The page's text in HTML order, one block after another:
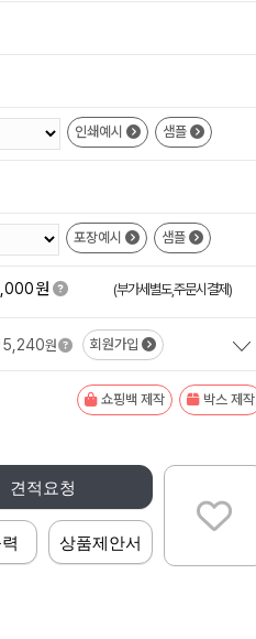
인쇄예시 샘플
포장예시 샘플
원 (부가세별도,주문시결제)
원 회원가입
쇼핑백 제작 박스 제작
견적요청
상품제안서